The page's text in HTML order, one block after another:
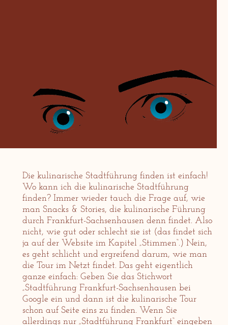
Die kulinarische Stadtführung finden ist einfach!
Wo kann ich die kulinarische Stadtführung
finden? Immer wieder tauch die Frage auf, wie
man Snacks & Stories, die kulinarische Führung
durch Frankfurt-Sachsenhausen denn findet. Also
nicht, wie gut oder schlecht sie ist (das findet sich
ja auf der Website im Kapitel „Stimmen“.) Nein,
es geht schlicht und ergreifend darum, wie man
die Tour im Netzt findet. Das geht eigentlich
ganze einfach: Geben Sie das Stichwort
„Stadtführung Frankfurt-Sachsenhausen bei
Google ein und dann ist die kulinarische Tour
schon auf Seite eins zu finden. Wenn Sie
allerdings nur „Stadtführung Frankfurt“ eingeben